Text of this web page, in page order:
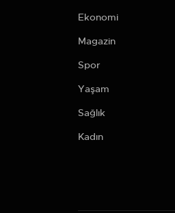
Ekonomi
Magazin
Spor
Yaşam
Sağlık
Kadın